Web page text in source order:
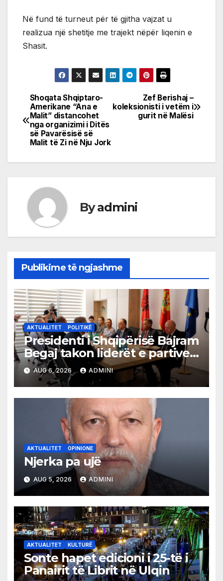
Në fund të turneut për të gjitha vajzat u
realizua një shetitje me trajekt nëpër liqenin e
Shasit.
Post
navigation
Zef Berishaj –
koleksionisti i vetëm i
gurit në Malësi
Shoqata Shqiptaro-
Amerikane “Ana e
Malit” distancohet
nga organizimi i Ditës
së Pavarësisë së
Malit të Zi në Nju Jork
Byadmini
Publikime të ngjashme
AKTUALITET POLITIKË
Presidenti i Shqipërisë Bajram
Begaj takon liderët e partive
shqiptare në Ulqin
AUG 6, 2026 ADMINI
AKTUALITET OPINIONE
Njerka pa ujë
AUG 5, 2026 ADMINI
AKTUALITET KULTURË
Sonte hapet edicioni i 25-të i
Panairit të Librit në Ulqin